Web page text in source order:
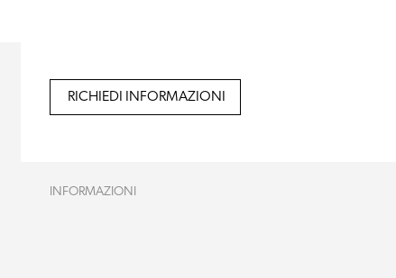
RICHIEDI INFORMAZIONI
INFORMAZIONI